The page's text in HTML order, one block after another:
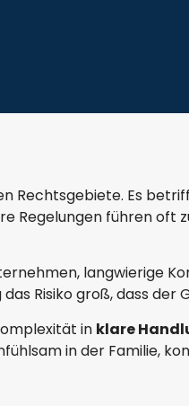
Rechtsgebiete. Es
Regelungen führen oft
langwierige
Risiko groß, dass
in klare
in der Familie,